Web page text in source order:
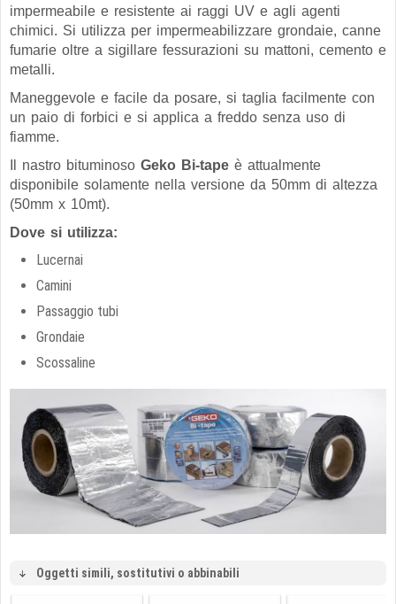
impermeabile e resistente ai raggi UV e agli agenti
chimici. Si utilizza per impermeabilizzare grondaie, canne
fumarie oltre a sigillare fessurazioni su mattoni, cemento e
metalli.
Maneggevole e facile da posare, si taglia facilmente con
un paio di forbici e si applica a freddo senza uso di
fiamme.
Il nastro bituminoso Geko Bi-tape è attualmente
disponibile solamente nella versione da 50mm di altezza
(50mm x 10mt).
Dove si utilizza:
Lucernai
Camini
Passaggio tubi
Grondaie
Scossaline
Oggetti simili, sostitutivi o abbinabili